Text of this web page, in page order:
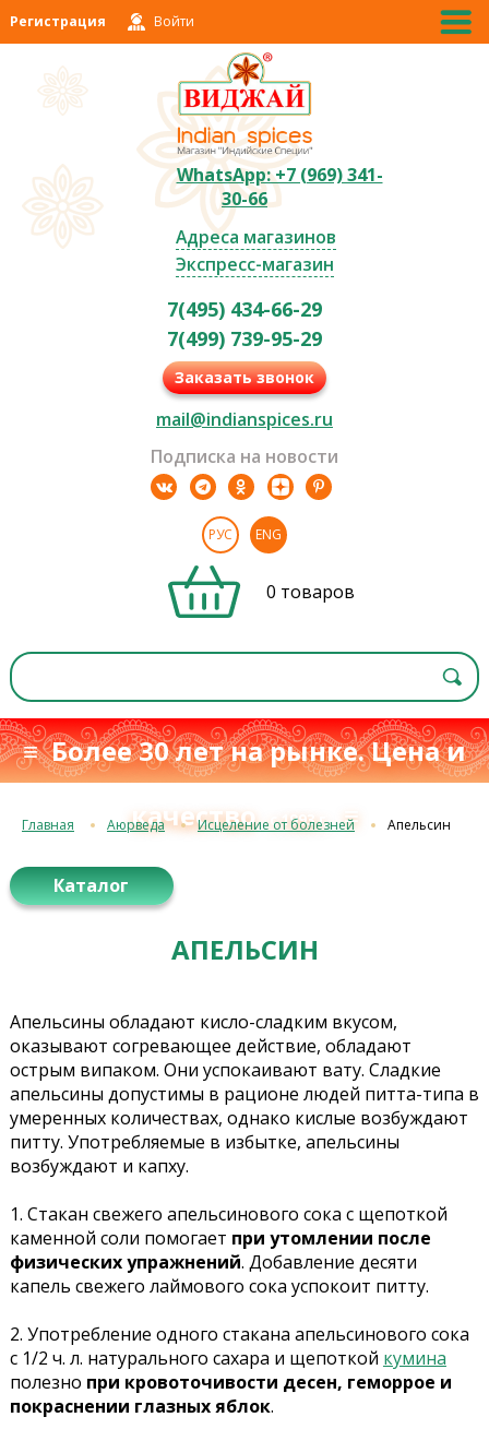
Регистрация Войти
WhatsApp: +7 (969) 341-
30-66
Адреса магазинов
Экспресс-магазин
7(495) 434-66-29
7(499) 739-95-29
Заказать звонок
mail@indianspices.ru
Подписка на новости
РУС ENG
0 товаров
≡ Более 30 лет на рынке. Цена и
качество с 1993 г.≡
Главная Аюрведа Исцеление от болезней Апельсин
Каталог
АПЕЛЬСИН
Апельсины обладают кисло-сладким вкусом,
оказывают согревающее действие, обладают
острым випаком. Они успокаивают вату. Сладкие
апельсины допустимы в рационе людей питта-типа в
умеренных количествах, однако кислые возбуждают
питту. Употребляемые в избытке, апельсины
возбуждают и капху.
1. Стакан свежего апельсинового сока с щепоткой
каменной соли помогает при утомлении после
физических упражнений. Добавление десяти
капель свежего лаймового сока успокоит питту.
2. Употребление одного стакана апельсинового сока
с 1/2 ч. л. натурального сахара и щепоткой кумина
полезно при кровоточивости десен, геморрое и
покраснении глазных яблок.